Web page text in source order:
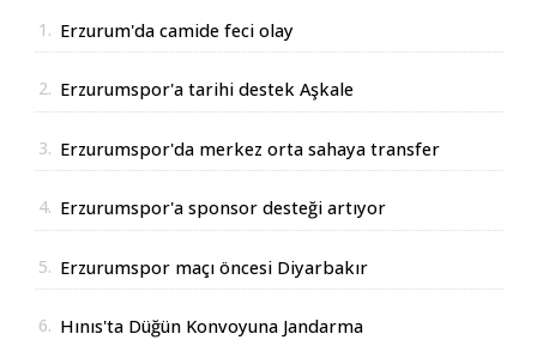
1. Erzurum'da camide feci olay
2. Erzurumspor'a tarihi destek Aşkale
3. Erzurumspor'da merkez orta sahaya transfer
4. Erzurumspor'a sponsor desteği artıyor
5. Erzurumspor maçı öncesi Diyarbakır
6. Hınıs'ta Düğün Konvoyuna Jandarma